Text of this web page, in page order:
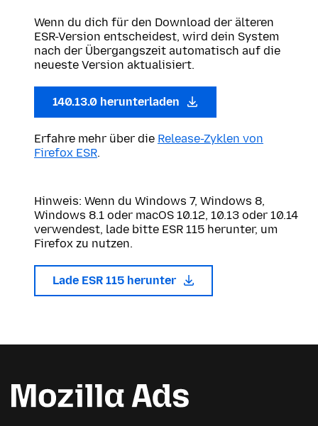
Wenn du dich für den Download der älteren
ESR-Version entscheidest, wird dein System
nach der Übergangszeit automatisch auf die
neueste Version aktualisiert.
140.13.0 herunterladen
Erfahre mehr über die Release-Zyklen von
Firefox ESR.
Hinweis: Wenn du Windows 7, Windows 8,
Windows 8.1 oder macOS 10.12, 10.13 oder 10.14
verwendest, lade bitte ESR 115 herunter, um
Firefox zu nutzen.
Lade ESR 115 herunter